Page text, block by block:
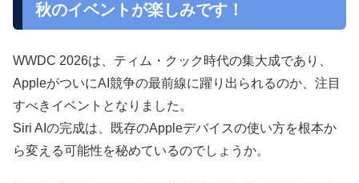
秋のイベントが楽しみです！
WWDC 2026は、ティム・クック時代の集大成であり、
AppleがついにAI競争の最前線に躍り出られるのか、注目
すべきイベントとなりました。
Siri AIの完成は、既存のAppleデバイスの使い方を根本か
ら変える可能性を秘めているのでしょうか。